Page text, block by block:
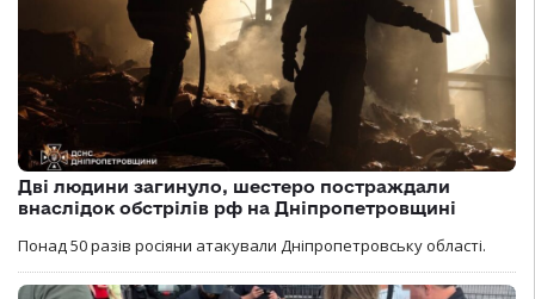
Дві людини загинуло, шестеро постраждали
внаслідок обстрілів рф на Дніпропетровщині
Понад 50 разів росіяни атакували Дніпропетровську області.